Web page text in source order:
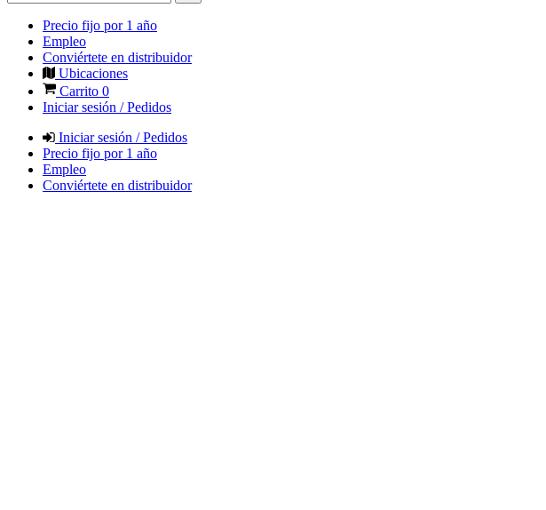
Precio fijo por 1 año
Empleo
Conviértete en distribuidor
Ubicaciones
Carrito 0
Iniciar sesión / Pedidos
Iniciar sesión / Pedidos
Precio fijo por 1 año
Empleo
Conviértete en distribuidor